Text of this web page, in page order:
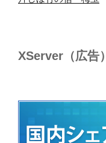
XServer（広告）